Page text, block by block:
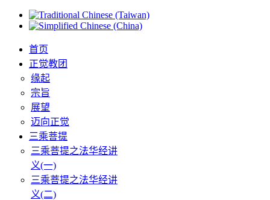
首页
正觉教团
缘起
宗旨
展望
迈向正觉
三乘菩提
三乘菩提之法华经讲
义(一)
三乘菩提之法华经讲
义(二)